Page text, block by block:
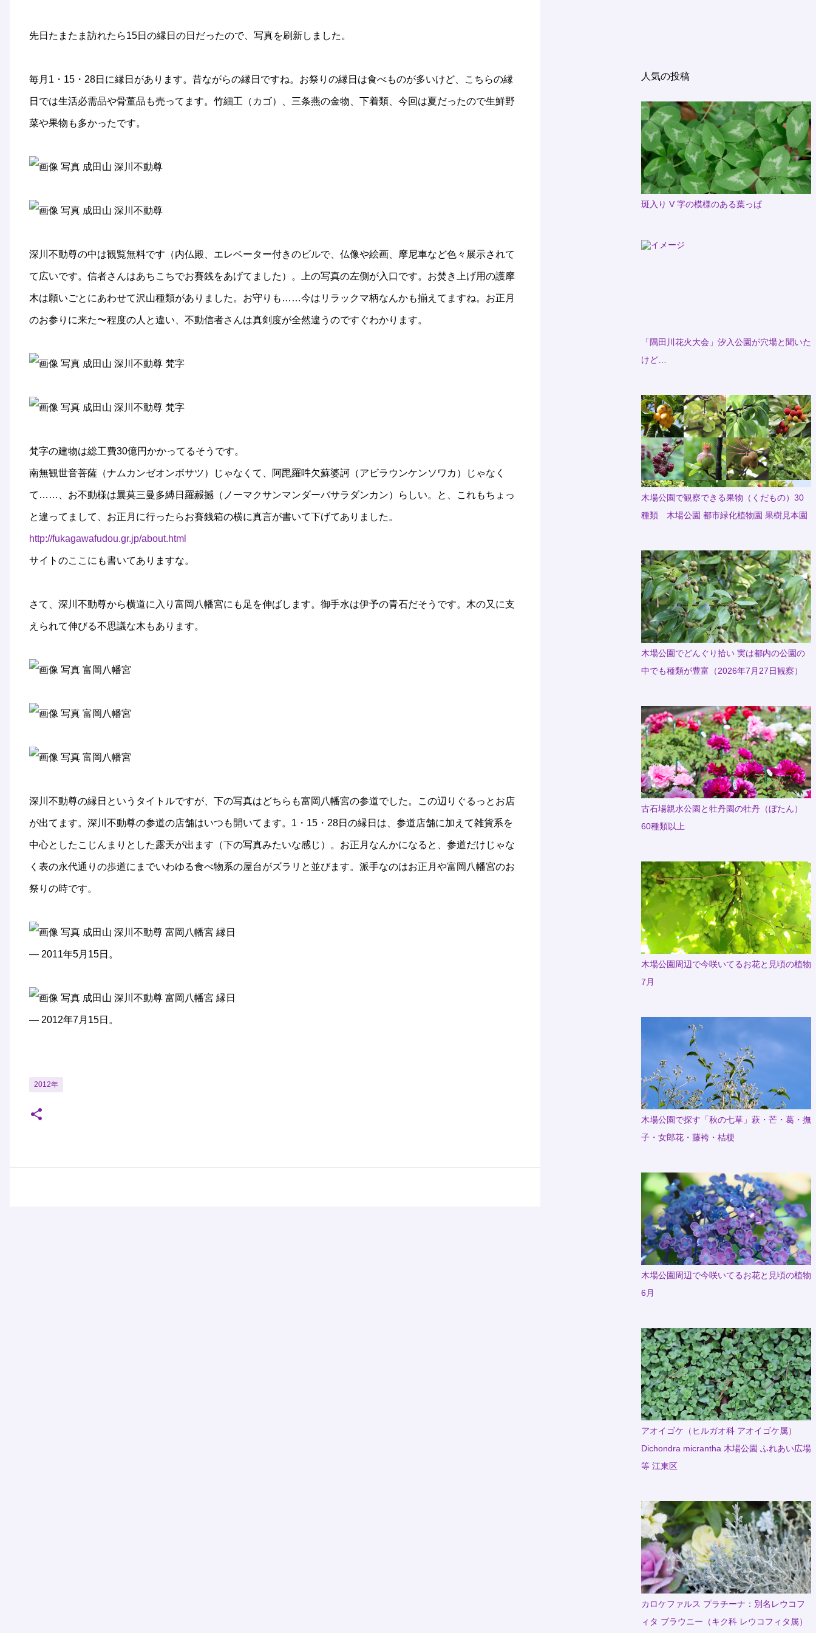
先日たまたま訪れたら15日の縁日の日だったので、写真を刷新しました。
毎月1・15・28日に縁日があります。昔ながらの縁日ですね。お祭りの縁日は食べものが多いけど、こちらの縁
日では生活必需品や骨董品も売ってます。竹細工（カゴ）、三条燕の金物、下着類、今回は夏だったので生鮮野
菜や果物も多かったです。
深川不動尊の中は観覧無料です（内仏殿、エレベーター付きのビルで、仏像や絵画、摩尼車など色々展示されて
て広いです。信者さんはあちこちでお賽銭をあげてました）。上の写真の左側が入口です。お焚き上げ用の護摩
木は願いごとにあわせて沢山種類がありました。お守りも……今はリラックマ柄なんかも揃えてますね。お正月
のお参りに来た〜程度の人と違い、不動信者さんは真剣度が全然違うのですぐわかります。
梵字の建物は総工費30億円かかってるそうです。
南無観世音菩薩（ナムカンゼオンボサツ）じゃなくて、阿毘羅吽欠蘇婆訶（アビラウンケンソワカ）じゃなく
て……、お不動様は曩莫三曼多縛日羅赧撼（ノーマクサンマンダーバサラダンカン）らしい。と、これもちょっ
と違ってまして、お正月に行ったらお賽銭箱の横に真言が書いて下げてありました。
http://fukagawafudou.gr.jp/about.html
サイトのここにも書いてありますな。
さて、深川不動尊から横道に入り富岡八幡宮にも足を伸ばします。御手水は伊予の青石だそうです。木の又に支
えられて伸びる不思議な木もあります。
深川不動尊の縁日というタイトルですが、下の写真はどちらも富岡八幡宮の参道でした。この辺りぐるっとお店
が出てます。深川不動尊の参道の店舗はいつも開いてます。1・15・28日の縁日は、参道店舗に加えて雑貨系を
中心としたこじんまりとした露天が出ます（下の写真みたいな感じ）。お正月なんかになると、参道だけじゃな
く表の永代通りの歩道にまでいわゆる食べ物系の屋台がズラリと並びます。派手なのはお正月や富岡八幡宮のお
祭りの時です。
— 2011年5月15日。
— 2012年7月15日。
2012年
人気の投稿
斑入り V 字の模様のある葉っぱ
「隅田川花火大会」汐入公園が穴場と聞いた
けど…
木場公園で観察できる果物（くだもの）30
種類 木場公園 都市緑化植物園 果樹見本園
木場公園でどんぐり拾い 実は都内の公園の
中でも種類が豊富（2026年7月27日観察）
古石場親水公園と牡丹園の牡丹（ぼたん）
60種類以上
木場公園周辺で今咲いてるお花と見頃の植物
7月
木場公園で探す「秋の七草」萩・芒・葛・撫
子・女郎花・藤袴・桔梗
木場公園周辺で今咲いてるお花と見頃の植物
6月
アオイゴケ（ヒルガオ科 アオイゴケ属）
Dichondra micrantha 木場公園 ふれあい広場
等 江東区
カロケファルス プラチーナ：別名レウコフ
ィタ ブラウニー（キク科 レウコフィタ属）